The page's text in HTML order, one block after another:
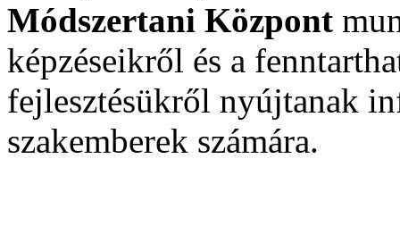
Módszertani Központ
képzéseikről és a
fejlesztésükről nyújtanak
szakemberek számára.